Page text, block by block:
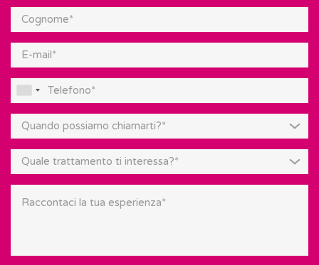
Quando possiamo chiamarti?*
Quale trattamento ti interessa?*